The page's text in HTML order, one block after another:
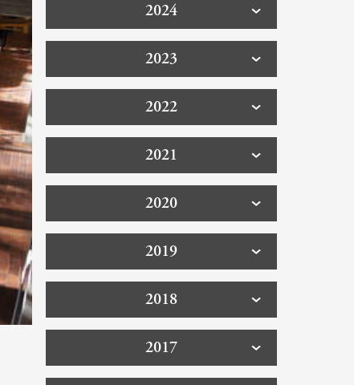
2024
2023
2022
2021
2020
2019
2018
2017